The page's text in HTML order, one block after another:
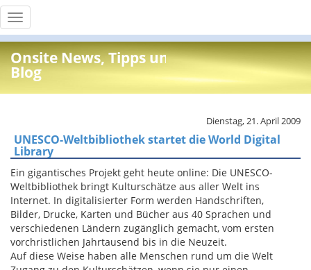
Toggle
navigation
Onsite News, Tipps und Info
Blog
Dienstag, 21. April 2009
UNESCO-Weltbibliothek startet die World Digital
Library
Ein gigantisches Projekt geht heute online: Die UNESCO-
Weltbibliothek bringt Kulturschätze aus aller Welt ins
Internet. In digitalisierter Form werden Handschriften,
Bilder, Drucke, Karten und Bücher aus 40 Sprachen und
verschiedenen Ländern zugänglich gemacht, vom ersten
vorchristlichen Jahrtausend bis in die Neuzeit.
Auf diese Weise haben alle Menschen rund um die Welt